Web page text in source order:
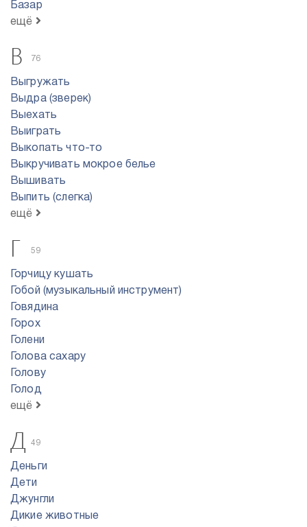
Базар
ещё
В 76
Выгружать
Выдра (зверек)
Выехать
Выиграть
Выкопать что-то
Выкручивать мокрое белье
Вышивать
Выпить (слегка)
ещё
Г 59
Горчицу кушать
Гобой (музыкальный инструмент)
Говядина
Горох
Голени
Голова сахару
Голову
Голод
ещё
Д 49
Деньги
Дети
Джунгли
Дикие животные